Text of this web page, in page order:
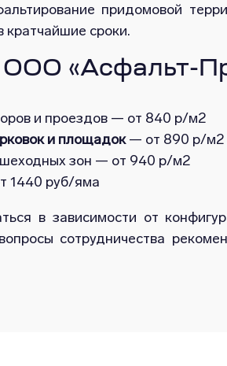
придомовой
кратчайшие сроки.
«Асфальт-
и проездов — от 840 р/м2
и площадок— от 890 р/м2
зон — от 940 р/м2
1440 руб/яма
в зависимости от
сотрудничества